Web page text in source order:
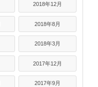
2018年12月
2018年8月
2018年3月
2017年12月
2017年9月